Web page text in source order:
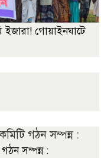
ইজারা! গোয়াইনঘাটে
সম্পন্ন :